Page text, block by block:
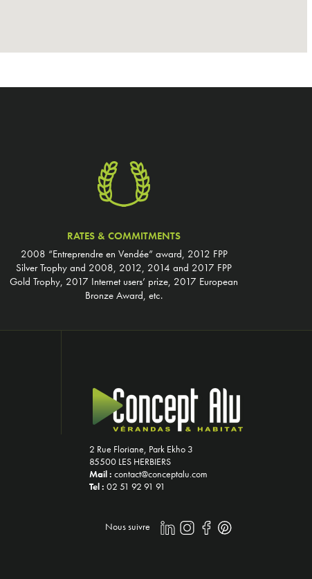
RATES & COMMITMENTS
2008 “Entreprendre en Vendée” award, 2012 FPP
Silver Trophy and 2008, 2012, 2014 and 2017 FPP
Gold Trophy, 2017 Internet users’ prize, 2017 European
Bronze Award, etc.
2 Rue Floriane, Park Ekho 3
85500 LES HERBIERS
Mail : contact@conceptalu.com
Tel : 02 51 92 91 91
Nous suivre